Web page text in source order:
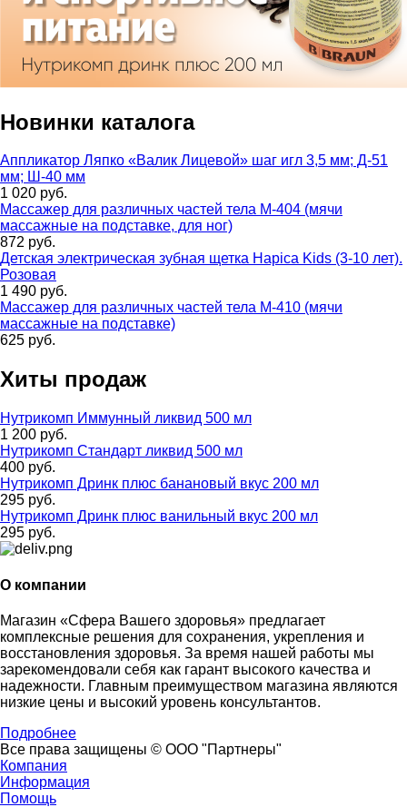
Новинки каталога
Аппликатор Ляпко «Валик Лицевой» шаг игл 3,5 мм; Д-51
мм; Ш-40 мм
1 020 руб.
Массажер для различных частей тела М-404 (мячи
массажные на подставке, для ног)
872 руб.
Детская электрическая зубная щетка Hapica Kids (3-10 лет).
Розовая
1 490 руб.
Массажер для различных частей тела М-410 (мячи
массажные на подставке)
625 руб.
Хиты продаж
Нутрикомп Иммунный ликвид 500 мл
1 200 руб.
Нутрикомп Стандарт ликвид 500 мл
400 руб.
Нутрикомп Дринк плюс банановый вкус 200 мл
295 руб.
Нутрикомп Дринк плюс ванильный вкус 200 мл
295 руб.
О компании
Магазин «Сфера Вашего здоровья» предлагает
комплексные решения для сохранения, укрепления и
восстановления здоровья. За время нашей работы мы
зарекомендовали себя как гарант высокого качества и
надежности. Главным преимуществом магазина являются
низкие цены и высокий уровень консультантов.
Подробнее
Все права защищены © ООО "Партнеры"
Компания
Информация
Помощь